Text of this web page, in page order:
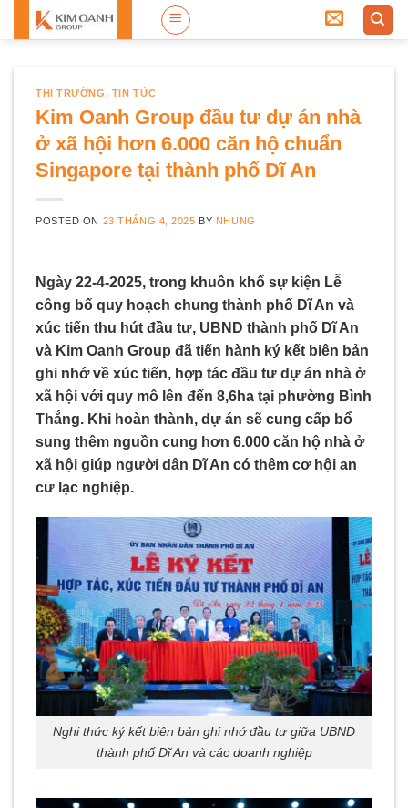
THỊ TRƯỜNG, TIN TỨC
Kim Oanh Group đầu tư dự án nhà
ở xã hội hơn 6.000 căn hộ chuẩn
Singapore tại thành phố Dĩ An
POSTED ON 23 THÁNG 4, 2025 BY NHUNG
Ngày 22-4-2025, trong khuôn khổ sự kiện Lễ
công bố quy hoạch chung thành phố Dĩ An và
xúc tiến thu hút đầu tư, UBND thành phố Dĩ An
và Kim Oanh Group đã tiến hành ký kết biên bản
ghi nhớ về xúc tiến, hợp tác đầu tư dự án nhà ở
xã hội với quy mô lên đến 8,6ha tại phường Bình
Thắng. Khi hoàn thành, dự án sẽ cung cấp bổ
sung thêm nguồn cung hơn 6.000 căn hộ nhà ở
xã hội giúp người dân Dĩ An có thêm cơ hội an
cư lạc nghiệp.
Nghi thức ký kết biên bản ghi nhớ đầu tư giữa UBND
thành phố Dĩ An và các doanh nghiệp